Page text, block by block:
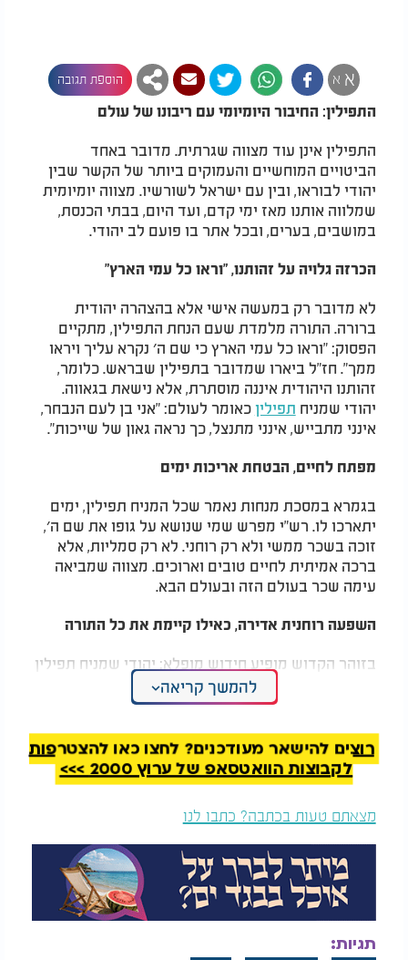
א א הוספת תגובה
התפילין: החיבור היומיומי עם ריבונו של עולם
התפילין אינן עוד מצווה שגרתית. מדובר באחד
הביטויים המוחשיים והעמוקים ביותר של הקשר שבין
יהודי לבוראו, ובין עם ישראל לשורשיו. מצווה יומיומית
שמלווה אותנו מאז ימי קדם, ועד היום, בבתי הכנסת,
במושבים, בערים, ובכל אתר בו פועם לב יהודי.
הכרזה גלויה על זהותנו, "וראו כל עמי הארץ"
לא מדובר רק במעשה אישי אלא בהצהרה יהודית
ברורה. התורה מלמדת שעם הנחת התפילין, מתקיים
הפסוק: "וראו כל עמי הארץ כי שם ה׳ נקרא עליך ויראו
ממך". חז"ל ביארו שמדובר בתפילין שבראש. כלומר,
זהותנו היהודית איננה מוסתרת, אלא נישאת בגאווה.
יהודי שמניח תפיליןכאומר לעולם: "אני בן לעם הנבחר,
אינני מתבייש, אינני מתנצל, כך נראה גאון של שייכות".
מפתח לחיים, הבטחת אריכות ימים
בגמרא במסכת מנחות נאמר שכל המניח תפילין, ימים
יתארכו לו. רש"י מפרש שמי שנושא על גופו את שם ה׳,
זוכה בשכר ממשי ולא רק רוחני. לא רק סמליות, אלא
ברכה אמיתית לחיים טובים וארוכים. מצווה שמביאה
עימה שכר בעולם הזה ובעולם הבא.
השפעה רוחנית אדירה, כאילו קיימת את כל התורה
בזוהר הקדוש מופיע חידוש מופלא: יהודי שמניח תפילין
ומתעטף בציצית, כאילו קיים את רמ״ח מצוות התורה.
עומק עצום שמלמד עד כמה גדולה מצוות הנחת תפילין,
המלצות נוספות
פדיון נפש: מה הסוד
הגדול העומד מאחוריו?
ילדה בת 3 צעקה “אני
מפחדת” - מה שקרה
להמשך קריאה
רוצים להישאר מעודכנים? לחצו כאן להצטרפות
לקבוצות הוואטסאפ של ערוץ 2000 >>>
מצאתם טעות בכתבה? כתבו לנו
תגיות: